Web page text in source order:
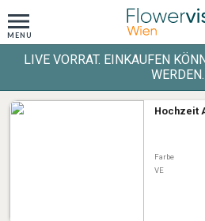
LIVE VORRAT. EINKAUFEN
WERDEN.
Hochzeit
Farbe
VE